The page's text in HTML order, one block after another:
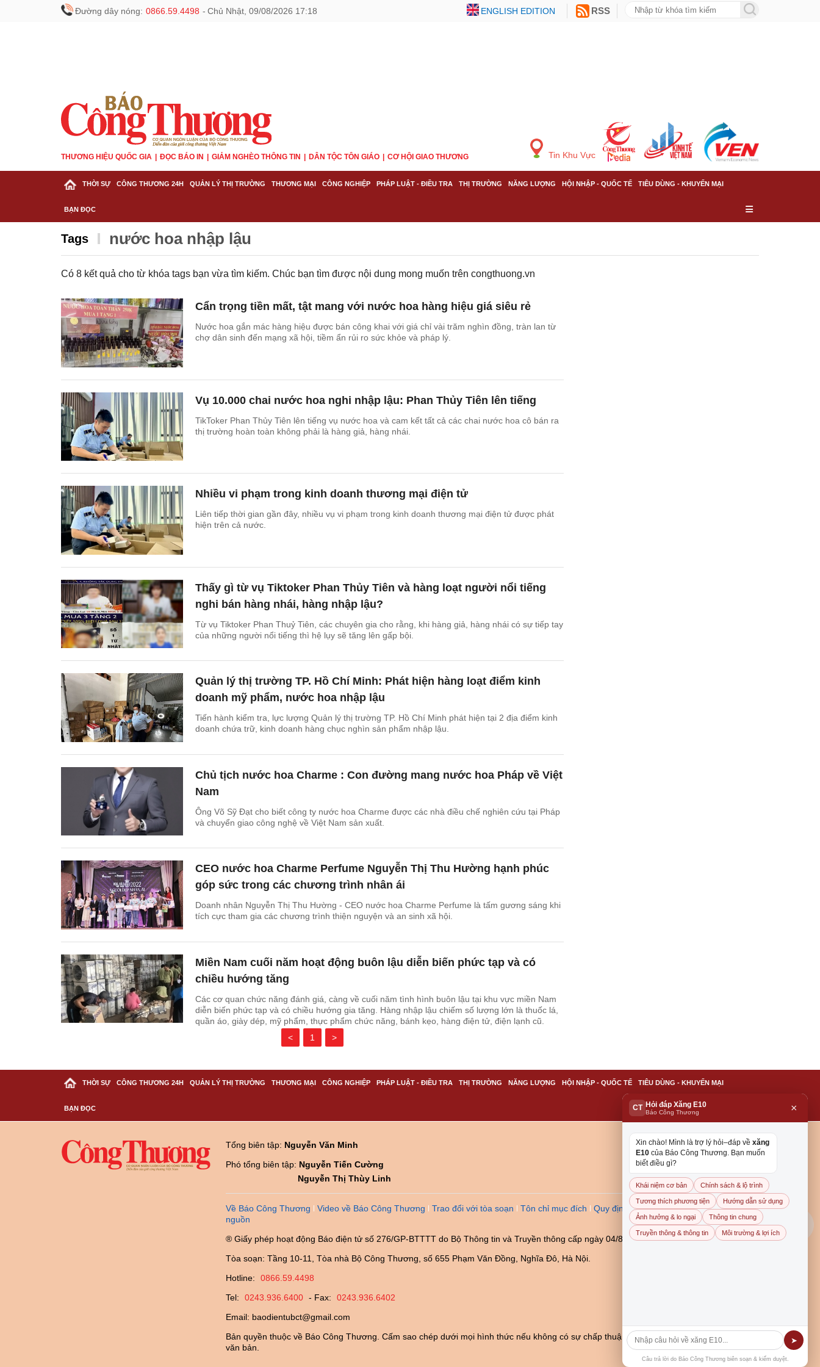
Đường dây nóng: 0866.59.4498 - Chủ Nhật, 09/08/2026 17:18 RSS
ENGLISH EDITION
THƯƠNG HIỆU QUỐC GIA ĐỌC BÁO IN GIẢM NGHÈO THÔNG TIN DÂN TỘC TÔN GIÁO CƠ HỘI GIAO THƯƠNG Tin Khu Vực
THỜI SỰ CÔNG THƯƠNG 24H QUẢN LÝ THỊ TRƯỜNG THƯƠNG MẠI CÔNG NGHIỆP PHÁP LUẬT - ĐIỀU TRA THỊ TRƯỜNG NĂNG LƯỢNG HỘI NHẬP - QUỐC TẾ TIÊU DÙNG - KHUYẾN MẠI
BẠN ĐỌC
Tags nước hoa nhập lậu
Có 8 kết quả cho từ khóa tags bạn vừa tìm kiếm. Chúc bạn tìm được nội dung mong muốn trên congthuong.vn
Cẩn trọng tiền mất, tật mang với nước hoa hàng hiệu giá siêu rẻ
Nước hoa gắn mác hàng hiệu được bán công khai với giá chỉ vài trăm nghìn đồng, tràn lan từ
chợ dân sinh đến mạng xã hội, tiềm ẩn rủi ro sức khỏe và pháp lý.
Vụ 10.000 chai nước hoa nghi nhập lậu: Phan Thủy Tiên lên tiếng
TikToker Phan Thủy Tiên lên tiếng vụ nước hoa và cam kết tất cả các chai nước hoa cô bán ra
thị trường hoàn toàn không phải là hàng giả, hàng nhái.
Nhiều vi phạm trong kinh doanh thương mại điện tử
Liên tiếp thời gian gần đây, nhiều vụ vi phạm trong kinh doanh thương mại điện tử được phát
hiện trên cả nước.
Thấy gì từ vụ Tiktoker Phan Thủy Tiên và hàng loạt người nổi tiếng
nghi bán hàng nhái, hàng nhập lậu?
Từ vụ Tiktoker Phan Thuỷ Tiên, các chuyên gia cho rằng, khi hàng giả, hàng nhái có sự tiếp tay
của những người nổi tiếng thì hệ lụy sẽ tăng lên gấp bội.
Quản lý thị trường TP. Hồ Chí Minh: Phát hiện hàng loạt điểm kinh
doanh mỹ phẩm, nước hoa nhập lậu
Tiến hành kiểm tra, lực lượng Quản lý thị trường TP. Hồ Chí Minh phát hiện tại 2 địa điểm kinh
doanh chứa trữ, kinh doanh hàng chục nghìn sản phẩm nhập lậu.
Chủ tịch nước hoa Charme : Con đường mang nước hoa Pháp về Việt
Nam
Ông Võ Sỹ Đạt cho biết công ty nước hoa Charme được các nhà điều chế nghiên cứu tại Pháp
và chuyển giao công nghệ về Việt Nam sản xuất.
CEO nước hoa Charme Perfume Nguyễn Thị Thu Hường hạnh phúc
góp sức trong các chương trình nhân ái
Doanh nhân Nguyễn Thị Thu Hường - CEO nước hoa Charme Perfume là tấm gương sáng khi
tích cực tham gia các chương trình thiện nguyện và an sinh xã hội.
Miền Nam cuối năm hoạt động buôn lậu diễn biến phức tạp và có
chiều hướng tăng
Các cơ quan chức năng đánh giá, càng về cuối năm tình hình buôn lậu tại khu vực miền Nam
diễn biến phức tạp và có chiều hướng gia tăng. Hàng nhập lậu chiếm số lượng lớn là thuốc lá,
quần áo, giày dép, mỹ phẩm, thực phẩm chức năng, bánh kẹo, hàng điện tử, điện lạnh cũ.
<
1 >
THỜI SỰ CÔNG THƯƠNG 24H QUẢN LÝ THỊ TRƯỜNG THƯƠNG MẠI CÔNG NGHIỆP PHÁP LUẬT - ĐIỀU TRA THỊ TRƯỜNG NĂNG LƯỢNG HỘI NHẬP - QUỐC TẾ TIÊU DÙNG - KHUYẾN MẠI
BẠN ĐỌC
Tổng biên tập: Nguyễn Văn Minh
Phó tổng biên tập: Nguyễn Tiến Cường
Nguyễn Thị Thùy Linh
Về Báo Công Thương Video về Báo Công Thương Trao đổi với tòa soạn Tôn chỉ mục đích
Quy định dẫn
nguồn
® Giấy phép hoạt động Báo điện tử số 276/GP-BTTTT do Bộ Thông tin và Truyền thông cấp ngày 04/8/2023
Tòa soạn: Tầng 10-11, Tòa nhà Bộ Công Thương, số 655 Phạm Văn Đồng, Nghĩa Đô, Hà Nội.
Hotline:
0866.59.4498
Tel:
0243.936.6400 - Fax:
0243.936.6402
Email: baodientubct@gmail.com
Bản quyền thuộc về Báo Công Thương. Cấm sao chép dưới mọi hình thức nếu không có sự chấp thuận bằng
văn bản.
CT Hỏi đáp Xăng E10
Báo Công Thương ×
Xin chào! Mình là trợ lý hỏi–đáp về xăng
E10 của Báo Công Thương. Bạn muốn
biết điều gì?
Khái niệm cơ bản Chính sách & lộ trình
Tương thích phương tiện Hướng dẫn sử dụng
Ảnh hưởng & lo ngại Thông tin chung
Truyền thông & thông tin Môi trường & lợi ích
➤
Câu trả lời do Báo Công Thương biên soạn & kiểm duyệt.